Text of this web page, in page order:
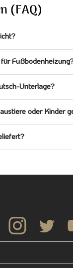
(FAQ)
Unterlage?
oder Kinder